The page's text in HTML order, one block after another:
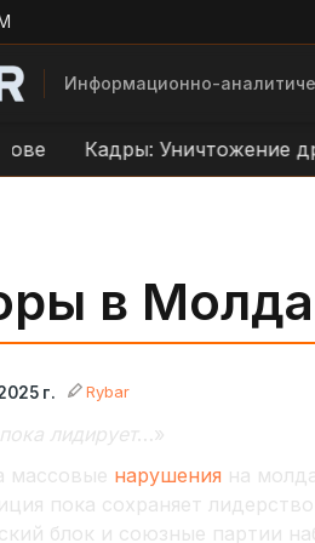
Информационно-
Кадры: Уничтожение
в
г. Rybar
лидирует…»
массовые нарушения на
пока сохраняет
блок и союзные партии